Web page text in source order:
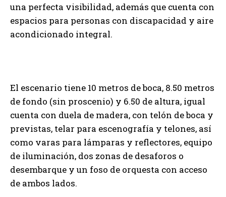
una perfecta visibilidad, además que cuenta con
espacios para personas con discapacidad y aire
acondicionado integral.
El escenario tiene 10 metros de boca, 8.50 metros
de fondo (sin proscenio) y 6.50 de altura, igual
cuenta con duela de madera, con telón de boca y
previstas, telar para escenografía y telones, así
como varas para lámparas y reflectores, equipo
de iluminación, dos zonas de desaforos o
desembarque y un foso de orquesta con acceso
de ambos lados.